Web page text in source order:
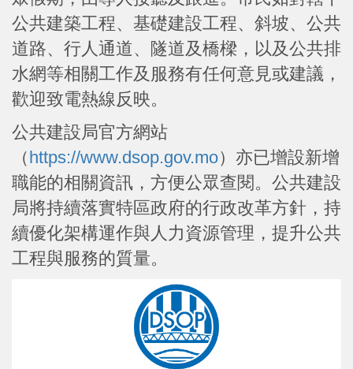
公共建築工程、基礎建設工程、斜坡、公共
道路、行人通道、隧道及橋樑，以及公共排
水網等相關工作及服務有任何意見或建議，
歡迎致電熱線反映。
公共建設局官方網站
（https://www.dsop.gov.mo）亦已增設新增
職能的相關資訊，方便公眾查閱。公共建設
局將持續落實特區政府的行政改革方針，持
續優化架構運作與人力資源管理，提升公共
工程與服務的質量。